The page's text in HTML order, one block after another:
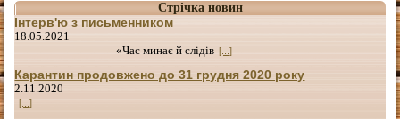
Стрічка новин
Інтерв'ю з письменником
18.05.2021
«Час минає й слідів [...]
Карантин продовжено до 31 грудня 2020 року
2.11.2020
[...]